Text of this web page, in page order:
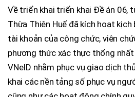
Về triển khai triển khai Đề án 06,
Thừa Thiên Huế đã kích hoạt
tài khoản của công chức, viên
phương thức xác thực thống
VNeID nhằm phục vụ giao dịch
khai các nền tảng số phục vụ